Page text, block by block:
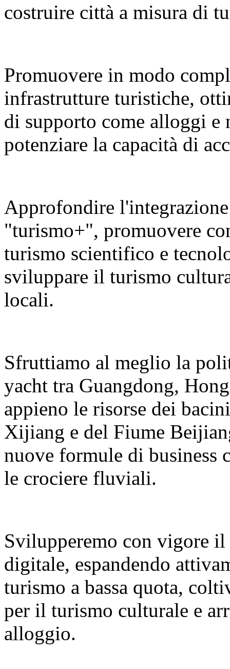
costruire città a misura di
Promuovere in modo
infrastrutture turistiche,
di supporto come alloggi e
potenziare la capacità di
Approfondire
"turismo+", promuovere
turismo scientifico e
sviluppare il turismo
locali.
Sfruttiamo al meglio la
yacht tra Guangdong,
appieno le risorse dei
Xijiang e del Fiume
nuove formule di business
le crociere fluviali.
Svilupperemo con vigore
digitale, espandendo
turismo a bassa quota,
per il turismo culturale e
alloggio.